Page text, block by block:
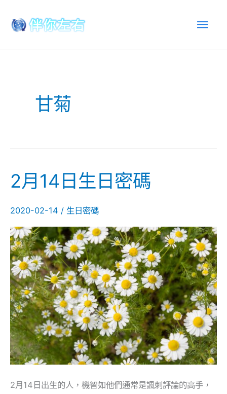
容
主
選
甘菊
2月14日生日密碼
2020-02-14 / 生日密碼
2月14日出生的人，機智如他們通常是諷刺評論的高手，
2
14
生
日
密
碼